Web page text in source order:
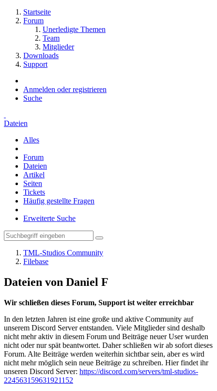
Startseite
Forum
Unerledigte Themen
Team
Mitglieder
Downloads
Support
Anmelden oder registrieren
Suche
Dateien
Alles
Forum
Dateien
Artikel
Seiten
Tickets
Häufig gestellte Fragen
Erweiterte Suche
TML-Studios Community
Filebase
Dateien von Daniel F
Wir schließen dieses Forum, Support ist weiter erreichbar
In den letzten Jahren ist eine große und aktive Community auf
unserem Discord Server entstanden. Viele Mitglieder sind deshalb
nicht mehr aktiv in diesem Forum und Beiträge neuer User wurden
nicht oder nur spät beantwortet. Daher schließen wir ab sofort dieses
Forum. Alte Beiträge werden weiterhin sichtbar sein, aber es wird
nicht mehr möglich sein neue Beiträge zu schreiben. Hier findet ihr
unseren Discord Server: https://discord.com/servers/tml-studios-
224563159631921152